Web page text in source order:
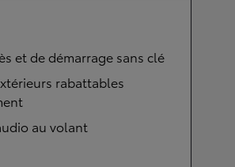
et de démarrage sans clé
rabattables
au volant